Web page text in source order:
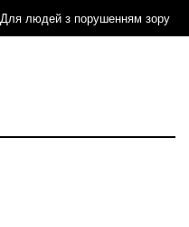
Для людей з порушенням зору